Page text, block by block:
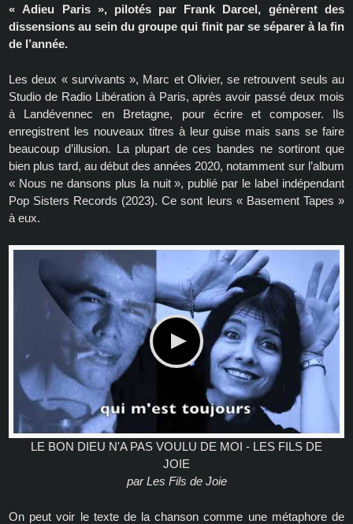
« Adieu Paris », pilotés par Frank Darcel, génèrent des
dissensions au sein du groupe qui finit par se séparer à la fin
de l’année.
Les deux « survivants », Marc et Olivier, se retrouvent seuls au
Studio de Radio Libération à Paris, après avoir passé deux mois
à Landévennec en Bretagne, pour écrire et composer. Ils
enregistrent les nouveaux titres à leur guise mais sans se faire
beaucoup d’illusion. La plupart de ces bandes ne sortiront que
bien plus tard, au début des années 2020, notamment sur l’album
« Nous ne dansons plus la nuit », publié par le label indépendant
Pop Sisters Records (2023). Ce sont leurs « Basement Tapes »
à eux.
LE BON DIEU N'A PAS VOULU DE MOI - LES FILS DE
JOIE
parLes Fils de Joie
On peut voir le texte de la chanson comme une métaphore de